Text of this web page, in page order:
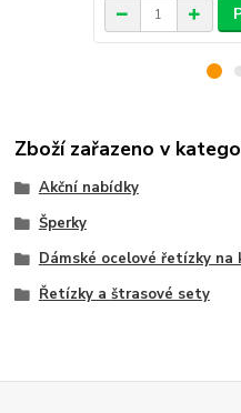
Zboží zařazeno v
Akční nabídky
Šperky
Dámské ocelové řetízky na
Řetízky a štrasové sety